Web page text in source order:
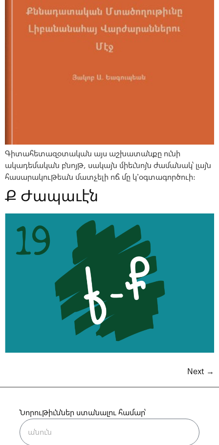
Գիտահետազօտական այս աշխատանքը ունի
ակադեմական բնոյթ, սակայն միեւնոյն ժամանակ՝ լայն
հասարակութեան մատչելի ոճ մը կ՚օգտագործուի:
Ք Ժապաւէն
Next →
Նորութիւններ ստանալու համար՝